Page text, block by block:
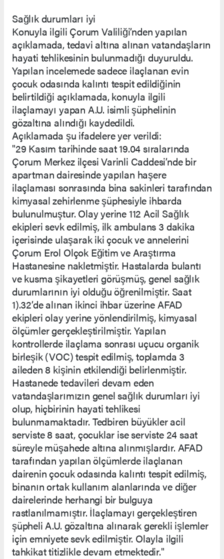
Sağlık durumları iyi
Konuyla ilgili Çorum Valiliği’nden yapılan
açıklamada, tedavi altına alınan vatandaşların
hayati tehlikesinin bulunmadığı duyuruldu.
Yapılan incelemede sadece ilaçlanan evin
çocuk odasında kalıntı tespit edildiğinin
belirtildiği açıklamada, konuyla ilgili
ilaçlamayı yapan A.U. isimli şüphelinin
gözaltına alındığı kaydedildi.
Açıklamada şu ifadelere yer verildi:
"29 Kasım tarihinde saat 19.04 sıralarında
Çorum Merkez ilçesi Varinli Caddesi’nde bir
apartman dairesinde yapılan haşere
ilaçlaması sonrasında bina sakinleri tarafından
kimyasal zehirlenme şüphesiyle ihbarda
bulunulmuştur. Olay yerine 112 Acil Sağlık
ekipleri sevk edilmiş, ilk ambulans 3 dakika
içerisinde ulaşarak iki çocuk ve annelerini
Çorum Erol Olçok Eğitim ve Araştırma
Hastanesine nakletmiştir. Hastalarda bulantı
ve kusma şikayetleri görüşmüş, genel sağlık
durumlarının iyi olduğu öğrenilmiştir. Saat
1).32’de alınan ikinci ihbar üzerine AFAD
ekipleri olay yerine yönlendirilmiş, kimyasal
ölçümler gerçekleştirilmiştir. Yapılan
kontrollerde ilaçlama sonrası uçucu organik
birleşik (VOC) tespit edilmiş, toplamda 3
aileden 8 kişinin etkilendiği belirlenmiştir.
Hastanede tedavileri devam eden
vatandaşlarımızın genel sağlık durumları iyi
olup, hiçbirinin hayati tehlikesi
bulunmamaktadır. Tedbiren büyükler acil
serviste 8 saat, çocuklar ise serviste 24 saat
süreyle müşahede altına alınmışlardır. AFAD
tarafından yapılan ölçümlerde ilaçlanan
dairenin çocuk odasında kalıntı tespit edilmiş,
binanın ortak kullanım alanlarında ve diğer
dairelerinde herhangi bir bulguya
rastlanılmamıştır. İlaçlamayı gerçekleştiren
şüpheli A.U. gözaltına alınarak gerekli işlemler
için emniyete sevk edilmiştir. Olayla ilgili
tahkikat titizlikle devam etmektedir."